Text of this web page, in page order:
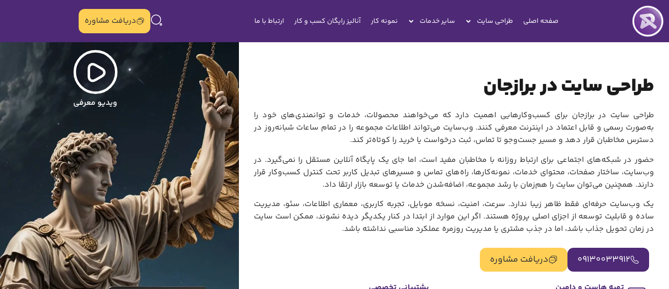
صفحه اصلی طراحی سایت سایر خدمات نمونه کار آنالیز رایگان کسب و کار ارتباط با ما دریافت مشاوره
طراحی سایت در برازجان
طراحی سایت در برازجان برای کسب‌وکارهایی اهمیت دارد که می‌خواهند محصولات، خدمات و توانمندی‌های خود را
به‌صورت رسمی و قابل اعتماد در اینترنت معرفی کنند. وب‌سایت می‌تواند اطلاعات مجموعه را در تمام ساعات شبانه‌روز در
دسترس مخاطبان قرار دهد و مسیر جست‌وجو تا تماس، ثبت درخواست یا خرید را کوتاه‌تر کند.
حضور در شبکه‌های اجتماعی برای ارتباط روزانه با مخاطبان مفید است، اما جای یک پایگاه آنلاین مستقل را نمی‌گیرد. در
وب‌سایت، ساختار صفحات، محتوای خدمات، نمونه‌کارها، راه‌های تماس و مسیرهای تبدیل کاربر تحت کنترل کسب‌وکار قرار
دارند. همچنین می‌توان سایت را هم‌زمان با رشد مجموعه، اضافه‌شدن خدمات یا توسعه بازار ارتقا داد.
یک وب‌سایت حرفه‌ای فقط ظاهر زیبا ندارد. سرعت، امنیت، نسخه موبایل، تجربه کاربری، معماری اطلاعات، سئو، مدیریت
ساده و قابلیت توسعه از اجزای اصلی پروژه هستند. اگر این موارد از ابتدا در کنار یکدیگر دیده نشوند، ممکن است سایت
در زمان تحویل جذاب باشد، اما در جذب مشتری یا مدیریت روزمره عملکرد مناسبی نداشته باشد.
09130033912 دریافت مشاوره